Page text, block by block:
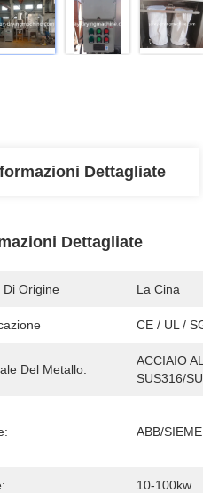
Dettagliate
Dettagliate
Di Origine La Cina
CE / UL /
Del Metallo:
ACCIAIO
SUS316/
ABB/
10-100kw